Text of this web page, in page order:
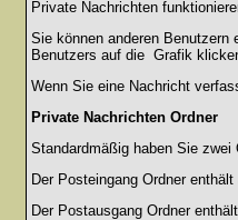
Private Nachrichten
Sie können anderen Benutzern
Benutzers auf die Grafik
Wenn Sie eine Nachricht
Private Nachrichten Ordner
Standardmäßig haben Sie zwei
Der Posteingang Ordner
Der Postausgang Ordner